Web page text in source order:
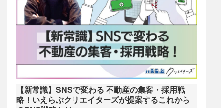
【新常識】SNSで変わる 不動産の集客・採用戦
略！いえらぶクリエイターズが提案するこれから